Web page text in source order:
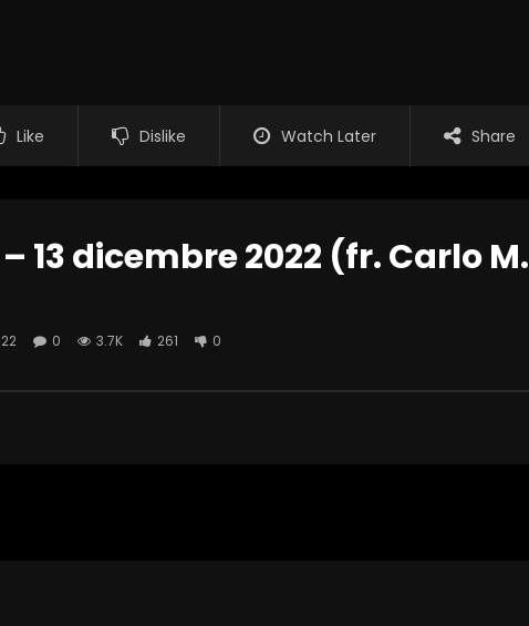
Like Dislike Watch Later Share
13 dicembre 2022 (fr. Carlo M.
0 3.7K 261 0